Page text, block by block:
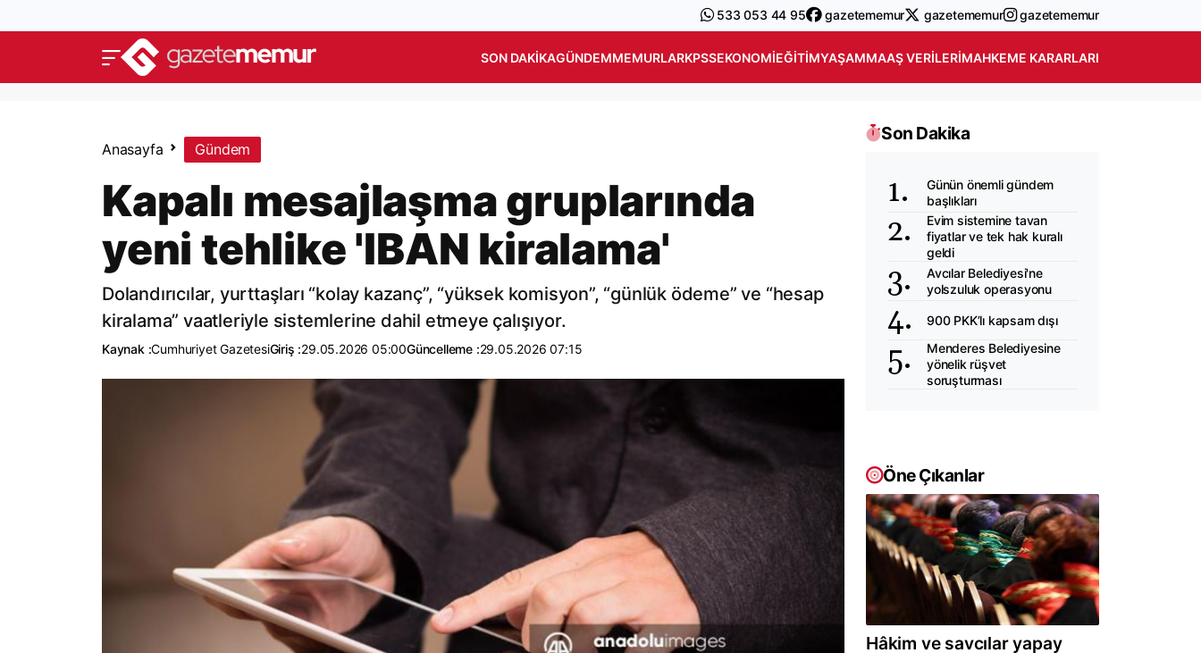
533 053 44 95 gazetememur gazetememur gazetememur
SON DAKIKAGÜNDEMMEMURLARKPSSEKONOMIEĞITIMYAŞAMMAAŞ VERILERIMAHKEME KARARLARI
Anasayfa Gündem
Kapalı mesajlaşma gruplarında
yeni tehlike 'IBAN kiralama'
Dolandırıcılar, yurttaşları “kolay kazanç”, “yüksek komisyon”, “günlük ödeme” ve “hesap
kiralama” vaatleriyle sistemlerine dahil etmeye çalışıyor.
Kaynak :Cumhuriyet GazetesiGiriş :29.05.2026 05:00Güncelleme :29.05.2026 07:15
Son Dakika
Günün önemli gündem
başlıkları
Evim sistemine tavan
fiyatlar ve tek hak kuralı
geldi
Avcılar Belediyesi'ne
yolszuluk operasyonu
900 PKK’lı kapsam dışı
Menderes Belediyesine
yönelik rüşvet
soruşturması
Öne Çıkanlar
Hâkim ve savcılar yapay